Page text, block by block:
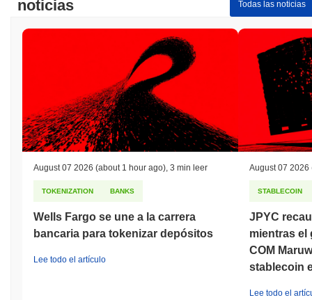
Mínimo Histórico (ATL):
Crave se negocia actualmente~99.96% por debajo de su ATH .
¿Cómo se está desempeñando Crave en
comparación con el mercado cripto en general?
En los últimos 7 días, Crave ha ganó
, quedando por
debajo del mercado cripto general que registró una ganancia del
0.56%. Esto indica un retraso temporal en la acción del precio de
CRAVE en relación con el impulso del mercado más amplio.
noticias Todas las noticias
August 07 2026 (about 1 hour ago) 3 min leer
TOKENIZATION BANKS
Wells Fargo se une a la carrera
bancaria para tokenizar depósitos
Lee todo el artículo
August 07 2026
STABLECOIN
JPYC
mientras el
COM
stablecoin
Lee todo el